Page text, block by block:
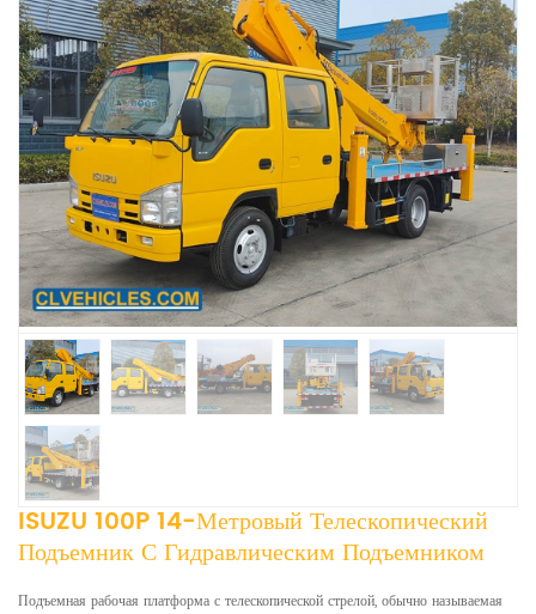
ISUZU 100P 14-Метровый Телескопический
Подъемник С Гидравлическим Подъемником
Подъемная рабочая платформа с телескопической стрелой, обычно называемая